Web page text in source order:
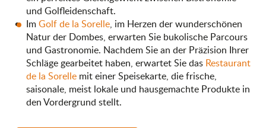
und Golfleidenschaft.
ImGolf de la Sorelle, im Herzen der wunderschönen
Natur der Dombes, erwarten Sie bukolische Parcours
und Gastronomie. Nachdem Sie an der Präzision Ihrer
Schläge gearbeitet haben, erwartet Sie das Restaurant
de la Sorelle mit einer Speisekarte, die frische,
saisonale, meist lokale und hausgemachte Produkte in
den Vordergrund stellt.